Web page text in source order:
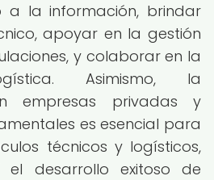
a la información, brindar
apoyar en la gestión
y colaborar en la
Asimismo, la
empresas privadas y
es esencial para
técnicos y logísticos,
el desarrollo exitoso de